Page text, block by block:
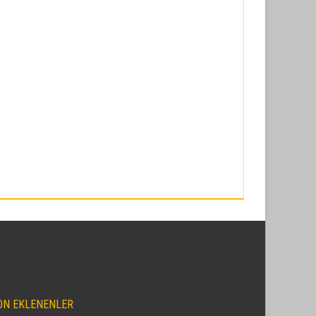
EKLENENLER